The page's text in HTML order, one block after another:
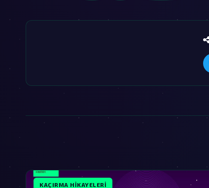
KAÇIRMA HIKAYELERI